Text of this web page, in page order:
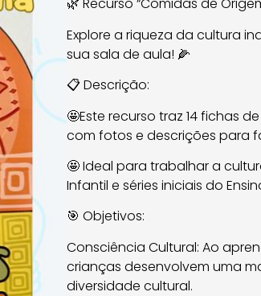
🌿 Recurso “Comidas de
Explore a riqueza da cultura
sua sala de aula! 🌽
📋 Descrição:
🤩Este recurso traz 14 fichas
com fotos e descrições para
🤩 Ideal para trabalhar a
Infantil e séries iniciais do
🎯 Objetivos:
Consciência Cultural: Ao
crianças desenvolvem uma
diversidade cultural.